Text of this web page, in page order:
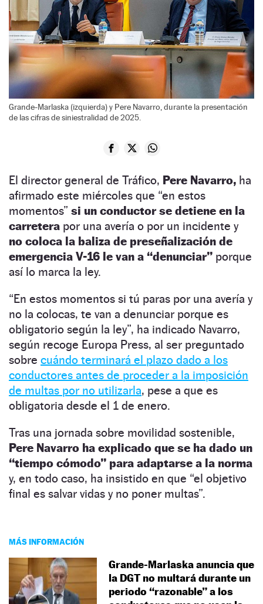
Grande-Marlaska (izquierda) y Pere Navarro, durante la presentación
de las cifras de siniestralidad de 2025.
El director general de Tráfico, Pere Navarro, ha
afirmado este miércoles que “en estos
momentos” si un conductor se detiene en la
carretera por una avería o por un incidente y
no coloca la baliza de preseñalización de
emergencia V-16 le van a “denunciar” porque
así lo marca la ley.
“En estos momentos si tú paras por una avería y
no la colocas, te van a denunciar porque es
obligatorio según la ley”, ha indicado Navarro,
según recoge Europa Press, al ser preguntado
sobre cuándo terminará el plazo dado a los
conductores antes de proceder a la imposición
de multas por no utilizarla, pese a que es
obligatoria desde el 1 de enero.
Tras una jornada sobre movilidad sostenible,
Pere Navarro ha explicado que se ha dado un
“tiempo cómodo” para adaptarse a la norma
y, en todo caso, ha insistido en que “el objetivo
final es salvar vidas y no poner multas”.
MÁS INFORMACIÓN
Grande-Marlaska anuncia que
la DGT no multará durante un
periodo “razonable” a los